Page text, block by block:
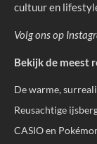
cultuur en
Volg ons op
Bekijk de meest
De warme,
Reusachtige
CASIO en